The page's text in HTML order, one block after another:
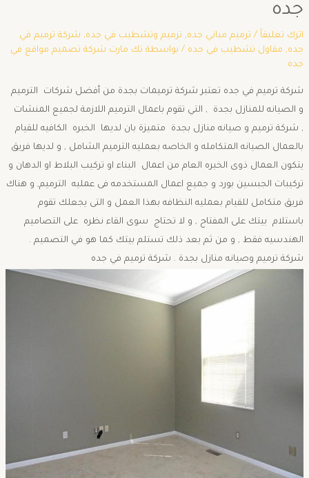
جده
اترك تعليقاً / ترميم مباني جده, ترميم وتشطيب في جده, شركة ترميم في
جده, مقاول تشطيب في جده / بواسطة تك مارت شركة تصميم مواقع في
جده
شركة ترميم في جده تعتبر شركة ترميمات بجدة من أفضل شركات الترميم
و الصيانه للمنازل بجدة , التي تقوم باعمال الترميم اللازمة لجميع المنشات
, شركة ترميم و صيانه منازل بجدة متميزة بان لديها الخبره الكافيه للقيام
بالعمال الصيانه المتكامله و الخاصه بعمليه الترميم الشامل , و لديها فريق
يتكون العمال ذوى الخبره العام من اعمال البناء او تركيب البلاط او الدهان و
تركيبات الجبسين بورد و جميع اعمال المستخدمه فى عمليه الترميم, و هناك
فريق متكامل للقيام بعمليه النظافه بهذا العمل و التى يجعلك تقوم
باستلام بيتك على المفتاح , و لا تحتاج سوى القاء نظره على التصاميم
الهندسيه فقط , و من ثم بعد ذلك تستلم بيتك كما هو في التصميم .
شركة ترميم وصيانه منازل بجدة . شركة ترميم في جده